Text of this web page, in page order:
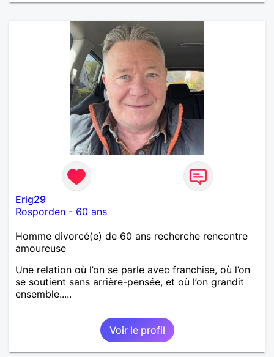
Erig29
Rosporden - 60 ans
Homme divorcé(e) de 60 ans recherche rencontre
amoureuse
Une relation où l’on se parle avec franchise, où l’on
se soutient sans arrière-pensée, et où l’on grandit
ensemble.....
Voir le profil